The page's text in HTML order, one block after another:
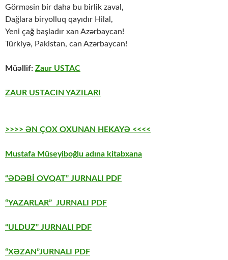
Görməsin bir daha bu birlik zaval,
Dağlara biryolluq qayıdır Hilal,
Yeni çağ başladır xan Azərbaycan!
Türkiyə, Pakistan, can Azərbaycan!
Müəllif: Zaur USTAC
ZAUR USTACIN YAZILARI
>>>> ƏN ÇOX OXUNAN HEKAYƏ <<<<
Mustafa Müseyiboğlu adına kitabxana
“ƏDƏBİ OVQAT” JURNALI PDF
“YAZARLAR” JURNALI PDF
“ULDUZ” JURNALI PDF
“XƏZAN”JURNALI PDF